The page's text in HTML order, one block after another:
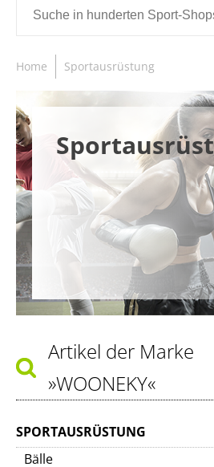
Home Sportausrüstung
Artikel der Marke
»WOONEKY«
SPORTAUSRÜSTUNG
Bälle